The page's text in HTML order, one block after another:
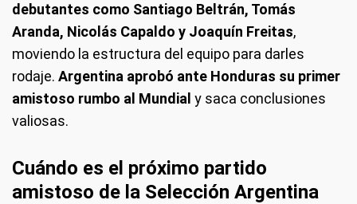
debutantes como Santiago Beltrán, Tomás
Aranda, Nicolás Capaldo y Joaquín Freitas,
moviendo la estructura del equipo para darles
rodaje. Argentina aprobó ante Honduras su primer
amistoso rumbo al Mundial y saca conclusiones
valiosas.
Cuándo es el próximo partido
amistoso de la Selección Argentina